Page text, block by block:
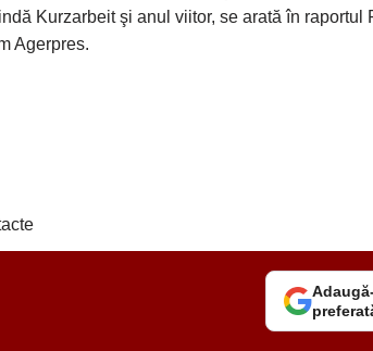
Kurzarbeit şi anul viitor, se arată în raportul
Agerpres.